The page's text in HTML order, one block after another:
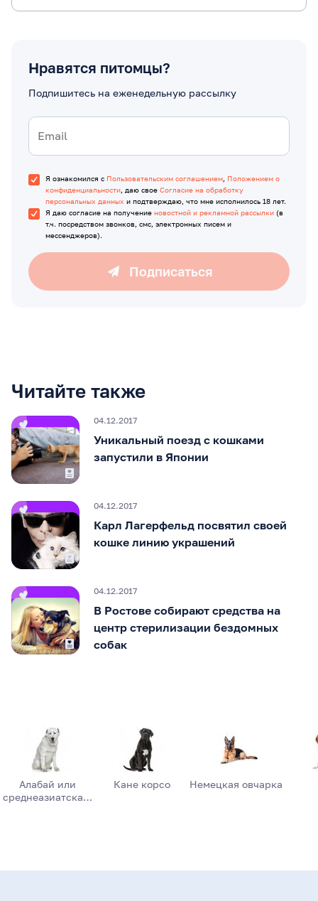
Нравятся питомцы?
Подпишитесь на еженедельную рассылку
Я ознакомился с Пользовательским соглашением, Положением о
конфиденциальности, даю свое Согласие на обработку
персональных данных и подтверждаю, что мне исполнилось 18 лет.
Я даю согласие на получение новостной и рекламной рассылки (в
т.ч. посредством звонков, смс, электронных писем и
мессенджеров).
Подписаться
Читайте также
04.12.2017
Уникальный поезд с кошками
запустили в Японии
04.12.2017
Карл Лагерфельд посвятил своей
кошке линию украшений
04.12.2017
В Ростове собирают средства на
центр стерилизации бездомных
собак
Алабай или
среднеазиатска…
Кане корсо Немецкая овчарка